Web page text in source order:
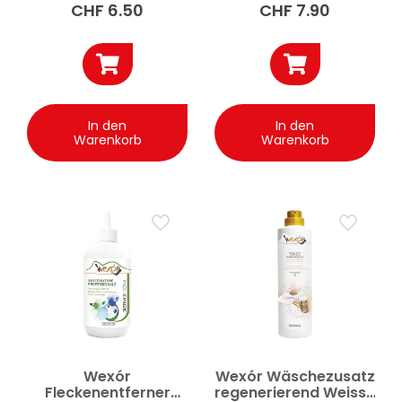
CHF 6.50
In den
Warenkorb
CHF 7.90
In den
Warenkorb
Wexór
Fleckenentferner
Wexór Wäschezusatz
regenerierend Weisse